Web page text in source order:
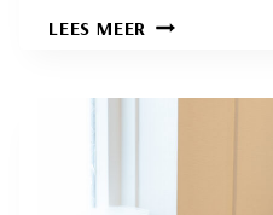
LEES MEER SVEN